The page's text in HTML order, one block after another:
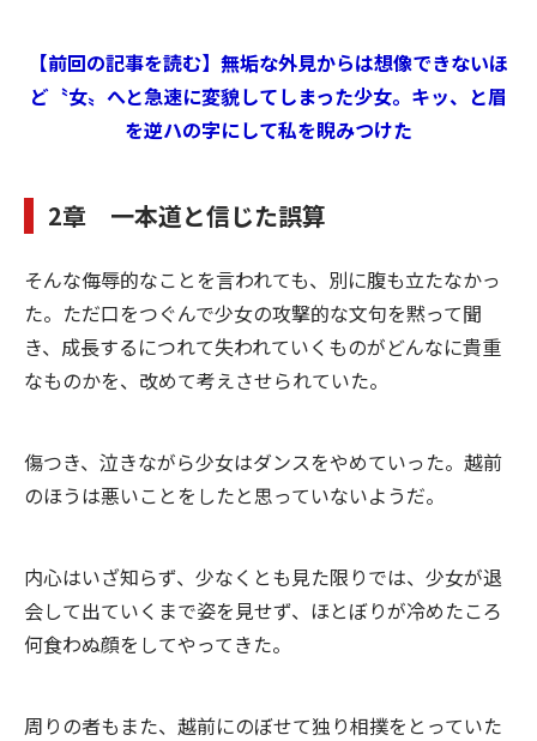
【前回の記事を読む】無垢な外見からは想像できないほ
ど〝女〟へと急速に変貌してしまった少女。キッ、と眉
を逆ハの字にして私を睨みつけた
2章 一本道と信じた誤算
そんな侮辱的なことを言われても、別に腹も立たなかっ
た。ただ口をつぐんで少女の攻撃的な文句を黙って聞
き、成長するにつれて失われていくものがどんなに貴重
なものかを、改めて考えさせられていた。
傷つき、泣きながら少女はダンスをやめていった。越前
のほうは悪いことをしたと思っていないようだ。
内心はいざ知らず、少なくとも見た限りでは、少女が退
会して出ていくまで姿を見せず、ほとぼりが冷めたころ
何食わぬ顔をしてやってきた。
周りの者もまた、越前にのぼせて独り相撲をとっていた